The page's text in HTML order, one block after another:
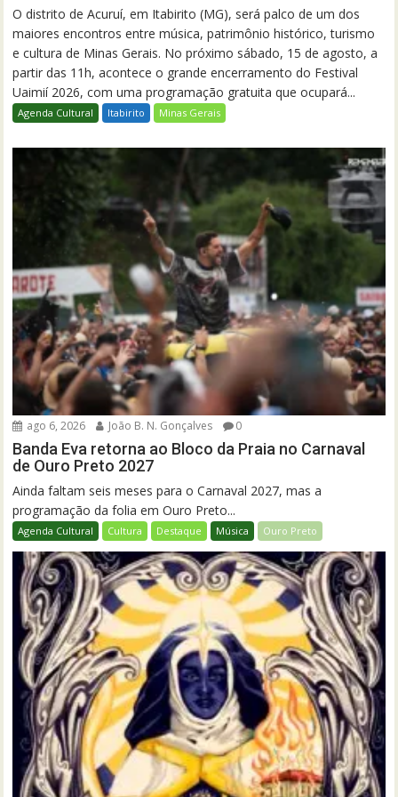
O distrito de Acuruí, em Itabirito (MG), será palco de um dos
maiores encontros entre música, patrimônio histórico, turismo
e cultura de Minas Gerais. No próximo sábado, 15 de agosto, a
partir das 11h, acontece o grande encerramento do Festival
Uaimií 2026, com uma programação gratuita que ocupará...
Agenda Cultural Itabirito Minas Gerais
ago 6, 2026 João B. N. Gonçalves 0
Banda Eva retorna ao Bloco da Praia no Carnaval
de Ouro Preto 2027
Ainda faltam seis meses para o Carnaval 2027, mas a
programação da folia em Ouro Preto...
Agenda Cultural Cultura Destaque Música Ouro Preto